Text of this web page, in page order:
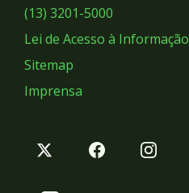
Sociais
(13) 3201-5000
Lei de Acesso à Informação
Sitemap
Imprensa